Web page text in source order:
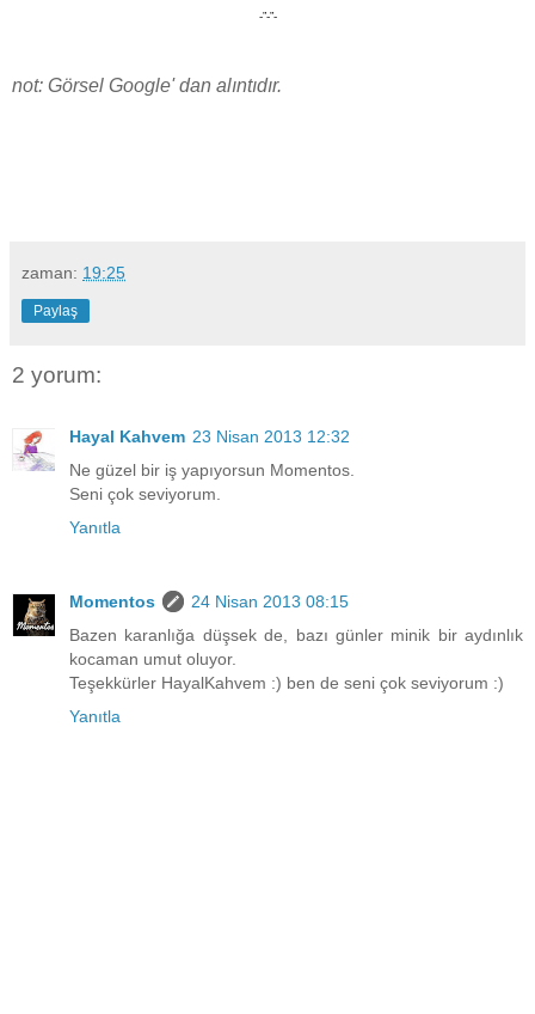
-”-”-
not: Görsel Google' dan alıntıdır.
zaman: 19:25
Paylaş
2 yorum:
Hayal Kahvem 23 Nisan 2013 12:32
Ne güzel bir iş yapıyorsun Momentos.
Seni çok seviyorum.
Yanıtla
Momentos
24 Nisan 2013 08:15
Bazen karanlığa düşsek de, bazı günler minik bir aydınlık
kocaman umut oluyor.
Teşekkürler HayalKahvem :) ben de seni çok seviyorum :)
Yanıtla